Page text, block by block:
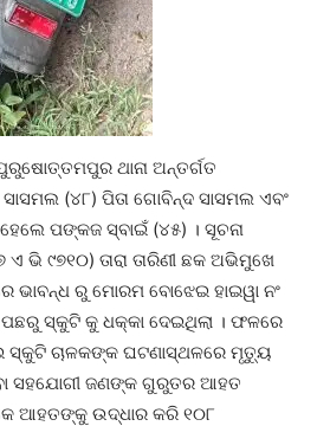
ଥାନା ଅନ୍ତର୍ଗତ
(୪୮) ପିତା ଗୋବିନ୍ଦ ସାସମଲ ଏବଂ
ପଙ୍କଜ ସ୍ବାଇଁ (୪୫) । ସୂଚନା
ଭି ୯୭୧୦) ତାରା ତାରିଣୀ ଛକ ଅଭିମୁଖେ
ଭାବନ୍ଧ ରୁ ମୋରମ ବୋଝେଇ ହାଇୱା ନଂ
ସ୍କୁଟି କୁ ଧକ୍କା ଦେଇଥିଲା । ଫଳରେ
ସ୍କୁଟି ଚାଳକଙ୍କ ଘଟଣାସ୍ଥଳରେ ମୃତ୍ୟୁ
ସହଯୋଗୀ ଜଣଙ୍କ ଗୁରୁତର ଆହତ
ଆହତଙ୍କୁ ଉଦ୍ଧାର କରି ୧୦୮